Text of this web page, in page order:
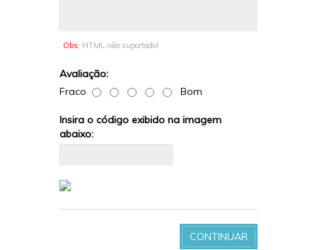
Obs: HTML não suportado!
Avaliação:
Fraco
Bom
Insira o código exibido na imagem
abaixo:
CONTINUAR